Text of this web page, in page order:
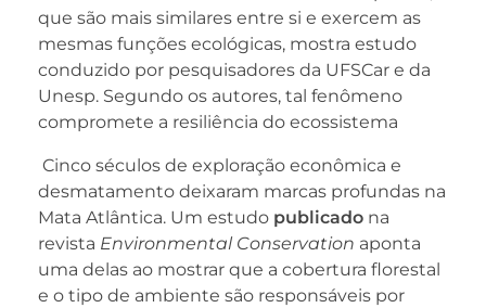
que são mais similares entre si e exercem as
mesmas funções ecológicas, mostra estudo
conduzido por pesquisadores da UFSCar e da
Unesp. Segundo os autores, tal fenômeno
compromete a resiliência do ecossistema
Cinco séculos de exploração econômica e
desmatamento deixaram marcas profundas na
Mata Atlântica. Um estudo publicado na
revista Environmental Conservation aponta
uma delas ao mostrar que a cobertura florestal
e o tipo de ambiente são responsáveis por